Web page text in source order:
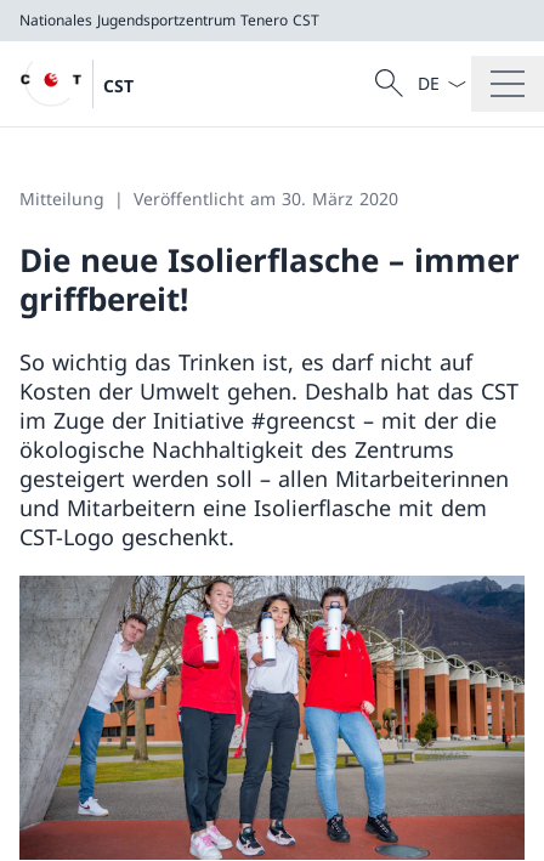
Nationales Jugendsportzentrum Tenero CST
CST
CST
Suche
Suche
Sprach
Mitteilung Veröffentlicht am 30. März 2020
Die neue Isolierflasche – immer
griffbereit!
So wichtig das Trinken ist, es darf nicht auf
Kosten der Umwelt gehen. Deshalb hat das CST
im Zuge der Initiative #greencst – mit der die
ökologische Nachhaltigkeit des Zentrums
gesteigert werden soll – allen Mitarbeiterinnen
und Mitarbeitern eine Isolierflasche mit dem
CST-Logo geschenkt.